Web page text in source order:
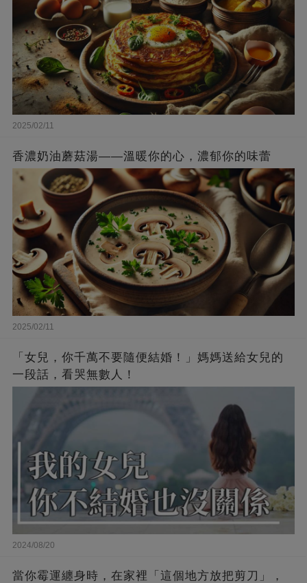
2025/02/11
香濃奶油蘑菇湯——溫暖你的心，濃郁你的味蕾
2025/02/11
「女兒，你千萬不要隨便結婚！」媽媽送給女兒的
一段話，看哭無數人！
2024/08/20
當你霉運纏身時，在家裡「這個地方放把剪刀」，